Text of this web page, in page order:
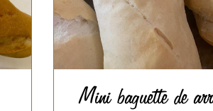
Mini baguette de